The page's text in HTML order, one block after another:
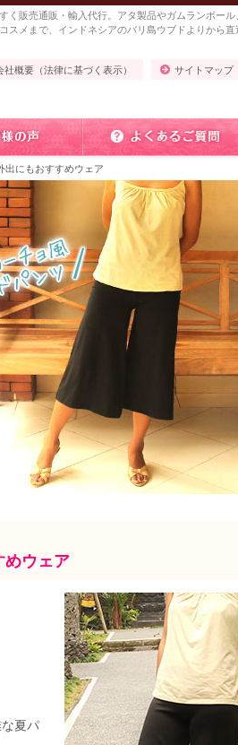
く販売通販・輸入代行。アタ製品やガムランボール
スメまで、インドネシアのバリ島ウブドよりから直
社概要（法律に基づく表示） サイトマップ
出にもおすすめウェア
めウェア
夏パ